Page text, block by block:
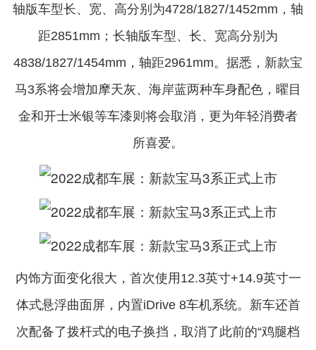
轴版车型长、宽、高分别为4728/1827/1452mm，轴
距2851mm；长轴版车型、长、宽高分别为
4838/1827/1454mm，轴距2961mm。据悉，新款宝
马3系将会增加摩天灰、海岸蓝两种车身配色，曜目
金和开士米银等车漆则将会取消，更为年轻消费者
所喜爱。
内饰方面变化很大，首次使用12.3英寸+14.9英寸一
体式悬浮曲面屏，内置iDrive 8车机系统。新车还首
次配备了拨杆式的电子换挡，取消了此前的“鸡腿档